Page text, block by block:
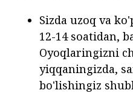
Sizda uzoq va
12-14 soatidan,
Oyoqlaringizni
yiqqaningizda,
bo'lishingiz